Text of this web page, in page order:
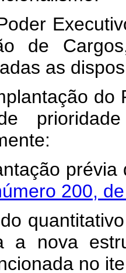
de
as
200,
a nova
no